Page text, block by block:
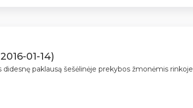
01-14)
paklausą šešėlinėje prekybos žmonėmis rinkoje